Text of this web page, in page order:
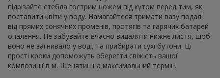
підрізайте стебла гострим ножем під кутом перед тим, як
поставити квіти у воду. Намагайтеся тримати вазу подалі
від прямих сонячних променів, протягів та гарячих батарей
опалення. Не забувайте вчасно видаляти нижнє листя, щоб
воно не загнивало у воді, та прибирати сухі бутони. Ці
прості кроки допоможуть зберегти свіжість вашої
композиції в м. Щенятин на максимальний термін.